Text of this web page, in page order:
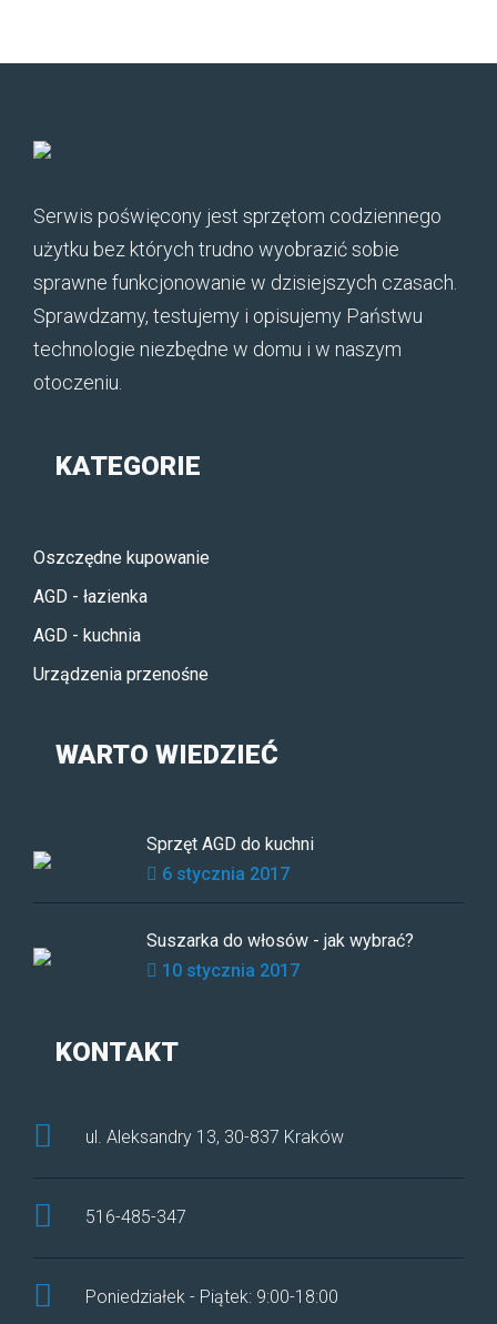
Serwis poświęcony jest sprzętom codziennego
użytku bez których trudno wyobrazić sobie
sprawne funkcjonowanie w dzisiejszych czasach.
Sprawdzamy, testujemy i opisujemy Państwu
technologie niezbędne w domu i w naszym
otoczeniu.
KATEGORIE
Oszczędne kupowanie
AGD - łazienka
AGD - kuchnia
Urządzenia przenośne
WARTO WIEDZIEĆ
Sprzęt AGD do kuchni
6 stycznia 2017
Suszarka do włosów - jak wybrać?
10 stycznia 2017
KONTAKT
ul. Aleksandry 13, 30-837 Kraków
516-485-347
Poniedziałek - Piątek: 9:00-18:00